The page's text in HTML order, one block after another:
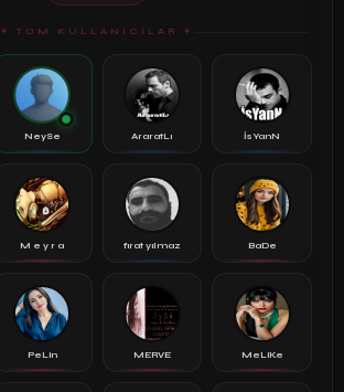
✦ TÜM KULLANICILAR ✦
NeySe AraratLı İsYanN
M e y r a fırat yılmaz BaDe
PeLin MERVE MeLiKe